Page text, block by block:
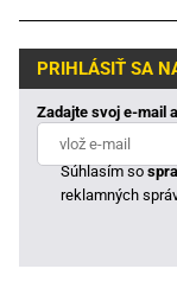
PRIHLÁSIŤ SA
Zadajte svoj e-mail
Súhlasím so
reklamných